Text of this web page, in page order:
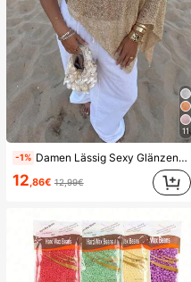
11
-1% Damen Lässig Sexy Glänzend Leicht Einfarbig Durchbrochenes Gestricktes Cover-Up Top, Fledermausärmel Asymmetrischer Saum Cape-Stil Cover-Up, Sommerurlaub Strand, Musikfestival Landurlaub Lässig Street Date, Resortwear
12 ,86€ 12,99€